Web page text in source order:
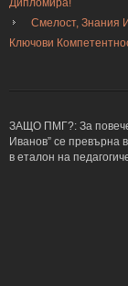
Дипломира!
Смелост, Знания
Ключови
ЗАЩО ПМГ?: За
Иванов” се превърна
в еталон на